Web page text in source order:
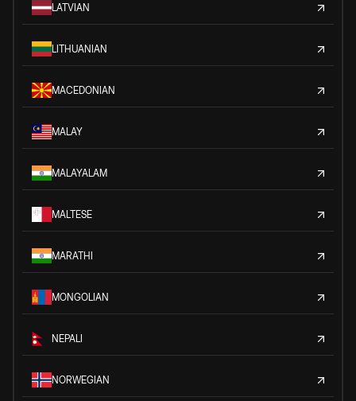
LATVIAN
LITHUANIAN
MACEDONIAN
MALAY
MALAYALAM
MALTESE
MARATHI
MONGOLIAN
NEPALI
NORWEGIAN